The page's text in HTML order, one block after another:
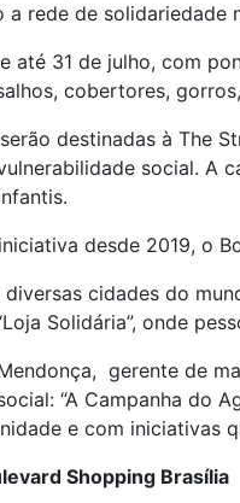
a rede de solidariedade
até 31 de julho, com
cobertores,
destinadas à The
social. A
desde 2019, o
diversas cidades do
Solidária”, onde
gerente de
“A Campanha do
e com iniciativas
Shopping Brasília